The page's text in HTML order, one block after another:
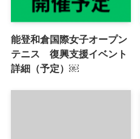
能登和倉国際女子オープン
テニス 復興支援イベント
詳細（予定）￼